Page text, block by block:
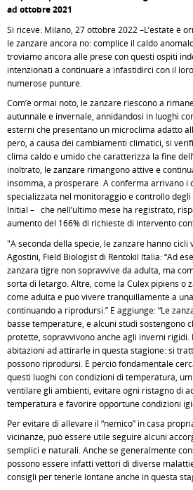
ad ottobre 2021
Si riceve: Milano, 27 ottobre 2022 –L’estate è
le zanzare ancora no: complice il caldo
troviamo ancora alle prese con questi ospiti
intenzionati a continuare a infastidirci con il
numerose punture.
Com’è ormai noto, le zanzare riescono a
autunnale e invernale, annidandosi in luoghi
esterni che presentano un microclima adatto
però, a causa dei cambiamenti climatici, si
clima caldo e umido che caratterizza la fine
inoltrato, le zanzare rimangono attive e
insomma, a prosperare. A conferma arrivano i
specializzata nel monitoraggio e controllo
Initial – che nell’ultimo mese ha registrato,
aumento del 166% di richieste di intervento
"A seconda della specie, le zanzare hanno cicli
Agostini, Field Biologist di Rentokil Italia: “Ad
zanzara tigre non sopravvive da adulta, ma
sorta di letargo. Altre, come la Culex pipiens o
come adulta e può vivere tranquillamente a
continuando a riprodursi.” E aggiunge: “Le
basse temperature, e alcuni studi sostengono
protette, sopravvivono anche agli inverni rigidi.
abitazioni ad attirarle in questa stagione: si
possono riprodursi. È perciò fondamentale
questi luoghi con condizioni di temperatura,
ventilare gli ambienti, evitare ogni ristagno di
temperatura e favorire opportune condizioni
Per evitare di allevare il “nemico” in casa
vicinanze, può essere utile seguire alcuni
semplici e naturali. Anche se generalmente
possono essere infatti vettori di diverse
consigli per tenerle lontane anche in questa